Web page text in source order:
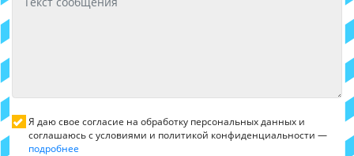
Я даю свое согласие на обработку персональных данных и
соглашаюсь с условиями и политикой конфиденциальности —
подробнее